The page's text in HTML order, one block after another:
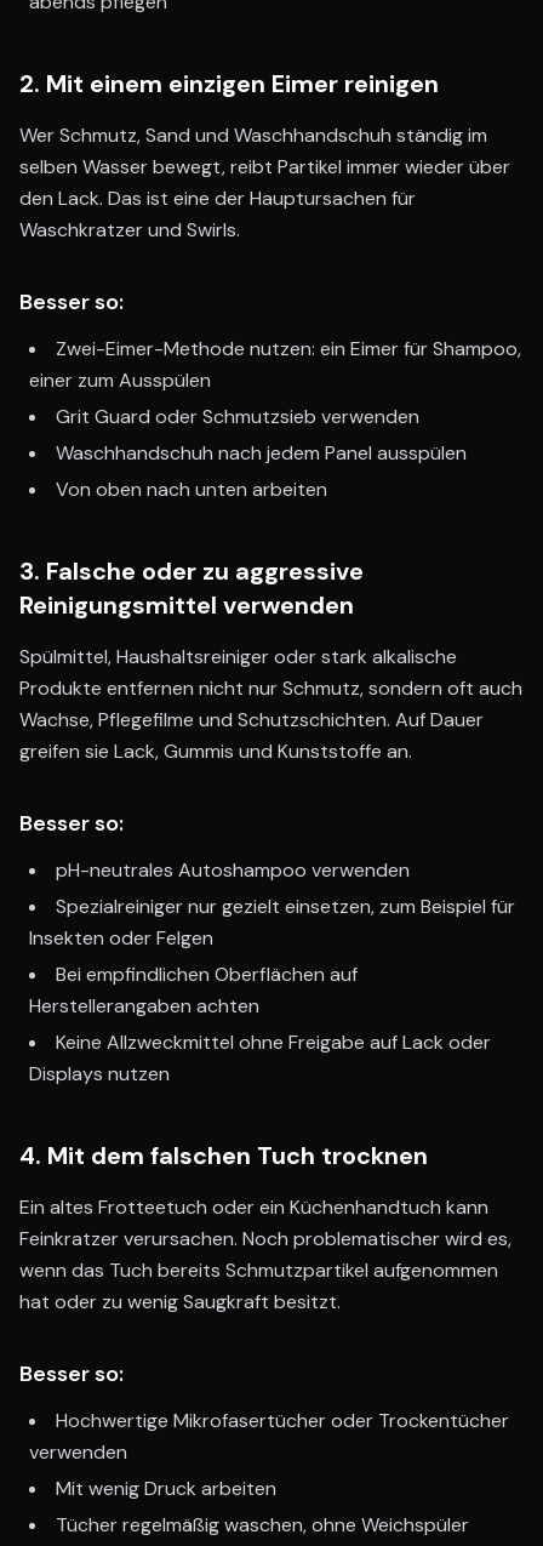
2. Mit einem einzigen Eimer reinigen
Wer Schmutz, Sand und Waschhandschuh ständig im
selben Wasser bewegt, reibt Partikel immer wieder über
den Lack. Das ist eine der Hauptursachen für
Waschkratzer und Swirls.
Besser so:
Zwei-Eimer-Methode nutzen: ein Eimer für Shampoo,
einer zum Ausspülen
Grit Guard oder Schmutzsieb verwenden
Waschhandschuh nach jedem Panel ausspülen
Von oben nach unten arbeiten
3. Falsche oder zu aggressive
Reinigungsmittel verwenden
Spülmittel, Haushaltsreiniger oder stark alkalische
Produkte entfernen nicht nur Schmutz, sondern oft auch
Wachse, Pflegefilme und Schutzschichten. Auf Dauer
greifen sie Lack, Gummis und Kunststoffe an.
Besser so:
pH-neutrales Autoshampoo verwenden
Spezialreiniger nur gezielt einsetzen, zum Beispiel für
Insekten oder Felgen
Bei empfindlichen Oberflächen auf
Herstellerangaben achten
Keine Allzweckmittel ohne Freigabe auf Lack oder
Displays nutzen
4. Mit dem falschen Tuch trocknen
Ein altes Frotteetuch oder ein Küchenhandtuch kann
Feinkratzer verursachen. Noch problematischer wird es,
wenn das Tuch bereits Schmutzpartikel aufgenommen
hat oder zu wenig Saugkraft besitzt.
Besser so:
Hochwertige Mikrofasertücher oder Trockentücher
verwenden
Mit wenig Druck arbeiten
Tücher regelmäßig waschen, ohne Weichspüler